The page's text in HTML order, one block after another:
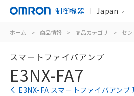
制御機器 Japan
ホーム > 商品情報 > 商品カテゴリ > セン
スマートファイバアンプ
E3NX-FA7
E3NX-FA スマートファイバアンプ